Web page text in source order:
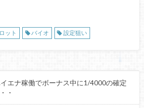
ット バイオ 設定狙い
イエナ稼働でボーナス中に1/4000の確定
・